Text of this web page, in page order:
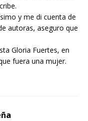
y me di cuenta de
autoras, aseguro que
Gloria Fuertes, en
fuera una mujer.